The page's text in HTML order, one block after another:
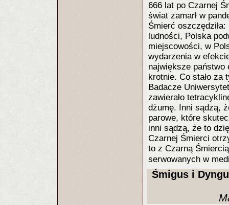
666 lat po Czarnej
świat zamarł w
Śmierć
ludności, Polska
miejscowości, w
wydarzenia w
największe
krotnie. Co stało za
Badacze
zawierało
dżumę. Inni sądzą,
parowe, które
inni sądzą, że to
Czarnej Śmierci
to z Czarną
serwowanych w
Śmigus i